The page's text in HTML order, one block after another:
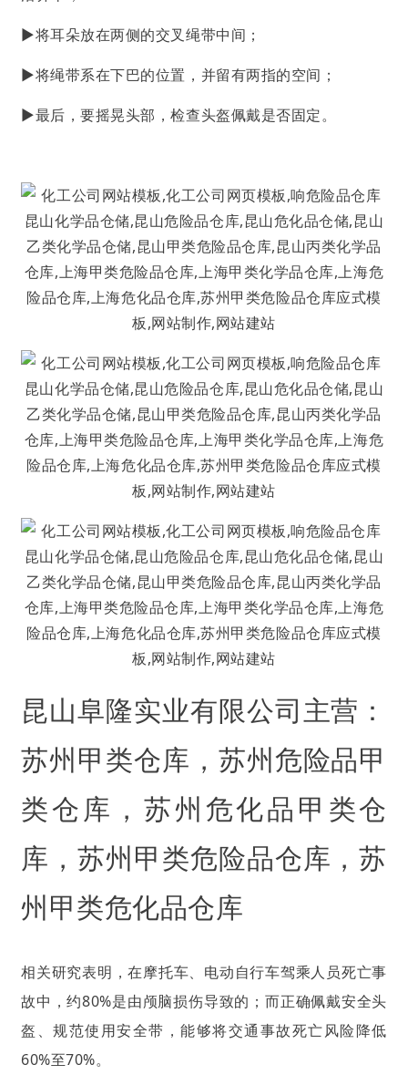
▶将耳朵放在两侧的交叉绳带中间；
▶将绳带系在下巴的位置，并留有两指的空间；
▶最后，要摇晃头部，检查头盔佩戴是否固定。
昆山阜隆实业有限公司主营：
苏州甲类仓库，苏州危险品甲
类仓库，苏州危化品甲类仓
库，苏州甲类危险品仓库，苏
州甲类危化品仓库
相关研究表明，在摩托车、电动自行车驾乘人员死亡事
故中，约80%是由颅脑损伤导致的；而正确佩戴安全头
盔、规范使用安全带，能够将交通事故死亡风险降低
60%至70%。